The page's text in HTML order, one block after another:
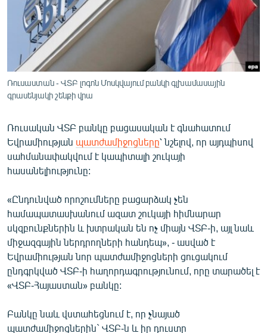
ՄԻՋԱԶԳԱՅԻՆ
ՄՇԱԿՈՒՅԹ
ՍՊՈՐՏ
ՄԵԿՆԱԲԱՆՈՒԹՅՈՒՆ
ՏՏ ԵՒ ԻՆՏԵՐՆԵՏ
ԱՐԽԻՎ
ՏԵՍԱՆՅՈՒԹԵՐ
ՁԳՏԵԼՈՎ ԼԱՎԱԳՈՒՅՆԻՆ
ՓՈԴՔԱՍԹ
Հայերեն
English
Ռուսաստան - ՎՏԲ լոգոն Մոսկվայում բանկի գլխամասային
գրասենյակի շենքի վրա
Ռուսական ՎՏԲ բանկը բացասական է գնահատում
Եվրամիության պատժամիջոցները՝ նշելով, որ այդպիսով
սահմանափակվում է կապիտալի շուկայի
հասանելիությունը:
«Ընդունված որոշումները բացարձակ չեն
համապատասխանում ազատ շուկայի հիմնարար
սկզբունքներին և խտրական են ոչ միայն ՎՏԲ-ի, այլ նաև
միջազգային ներդրողների հանդեպ», - ասված է
Եվրամիության նոր պատժամիջոցների ցուցակում
ընդգրկված ՎՏԲ-ի հաղորդագրությունում, որը տարածել է
«ՎՏԲ-Հայաստան» բանկը:
Բանկը նաև վստահեցնում է, որ չնայած
պատժամիջոցներին` ՎՏԲ-ն և իր դուստր